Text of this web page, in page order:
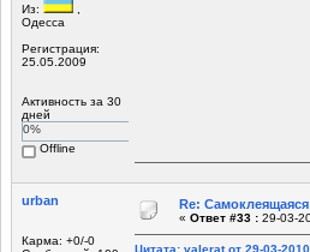
Из:
Одесса
Регистрация:
25.05.2009
Активность за 30
дней
0%
Offline
urban
Карма: +0/-0
Re:
« Ответ #33 : 29-03-
Цитата: valerat от 29-03-